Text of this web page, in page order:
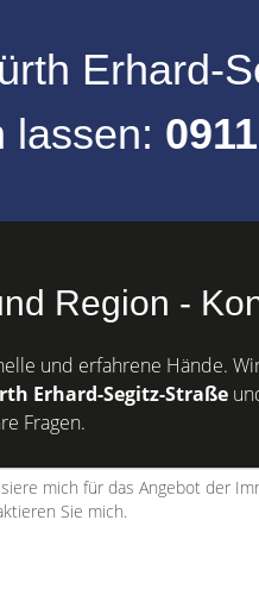
Erhard-
lassen:
Region -
und erfahrene Hände.
Erhard-Segitz-Straße
Fragen.